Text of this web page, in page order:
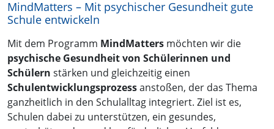
MindMatters – Mit psychischer Gesundheit gute
Schule entwickeln
Mit dem Programm MindMatters möchten wir die
psychische Gesundheit von Schülerinnen und
Schülern stärken und gleichzeitig einen
Schulentwicklungsprozessanstoßen, der das Thema
ganzheitlich in den Schulalltag integriert. Ziel ist es,
Schulen dabei zu unterstützen, ein gesundes,